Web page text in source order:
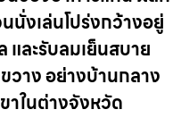
นั่งเล่นโปร่งกว้างอยู่
ละรับลมเย็นสบาย
วาง อย่างบ้านกลาง
าในต่างจังหวัด